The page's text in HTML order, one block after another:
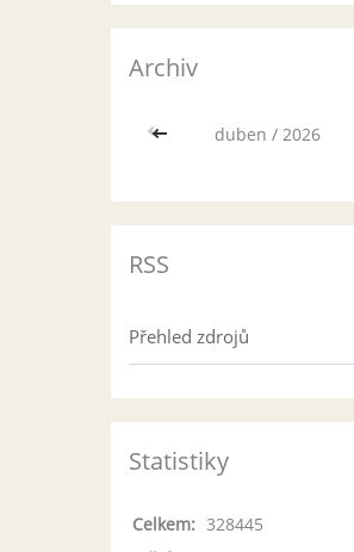
Archiv
<< duben / 2026
RSS
Přehled zdrojů
Statistiky
Celkem: 328445